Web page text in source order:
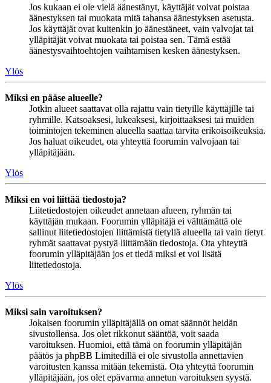
Jos kukaan ei ole vielä äänestänyt, käyttäjät voivat poistaa
äänestyksen tai muokata mitä tahansa äänestyksen asetusta.
Jos käyttäjät ovat kuitenkin jo äänestäneet, vain valvojat tai
ylläpitäjät voivat muokata tai poistaa sen. Tämä estää
äänestysvaihtoehtojen vaihtamisen kesken äänestyksen.
Ylös
Miksi en pääse alueelle?
Jotkin alueet saattavat olla rajattu vain tietyille käyttäjille tai
ryhmille. Katsoaksesi, lukeaksesi, kirjoittaaksesi tai muiden
toimintojen tekeminen alueella saattaa tarvita erikoisoikeuksia.
Jos haluat oikeudet, ota yhteyttä foorumin valvojaan tai
ylläpitäjään.
Ylös
Miksi en voi liittää tiedostoja?
Liitetiedostojen oikeudet annetaan alueen, ryhmän tai
käyttäjän mukaan. Foorumin ylläpitäjä ei välttämättä ole
sallinut liitetiedostojen liittämistä tietyllä alueella tai vain tietyt
ryhmät saattavat pystyä liittämään tiedostoja. Ota yhteyttä
foorumin ylläpitäjään jos et tiedä miksi et voi lisätä
liitetiedostoja.
Ylös
Miksi sain varoituksen?
Jokaisen foorumin ylläpitäjällä on omat säännöt heidän
sivustollensa. Jos olet rikkonut sääntöä, voit saada
varoituksen. Huomioi, että tämä on foorumin ylläpitäjän
päätös ja phpBB Limitedillä ei ole sivustolla annettavien
varoitusten kanssa mitään tekemistä. Ota yhteyttä foorumin
ylläpitäjään, jos olet epävarma annetun varoituksen syystä.